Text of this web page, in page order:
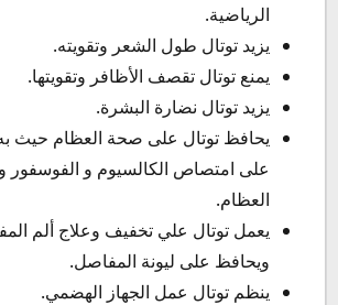
الرياضية.
يزيد توتال طول الشعر وتقويته.
يمنع توتال تقصف الأظافر وتقويتها.
يزيد توتال نضارة البشرة.
يحافظ توتال على صحة العظام حيث
على امتصاص الكالسيوم و الفوسفور
العظام.
يعمل توتال علي تخفيف وعلاج ألم
ويحافظ على ليونة المفاصل.
ينظم توتال عمل الجهاز الهضمي.